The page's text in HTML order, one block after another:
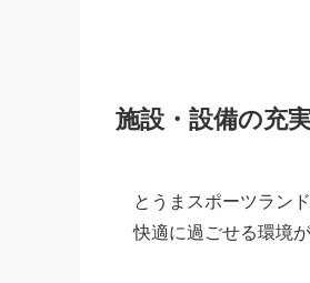
施設・設備の充
とうまスポーツラン
快適に過ごせる環境